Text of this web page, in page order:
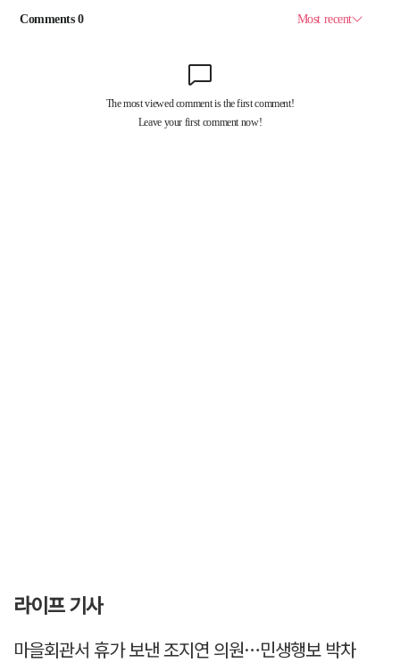
라이프 기사
마을회관서 휴가 보낸 조지연 의원…민생행보 박차